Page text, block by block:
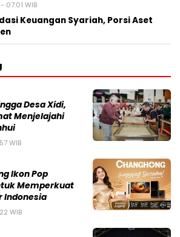
07:01 WIB
Keuangan Syariah, Porsi Aset
Desa Xidi,
Menjelajahi
WIB
Ikon Pop
Memperkuat
Indonesia
WIB